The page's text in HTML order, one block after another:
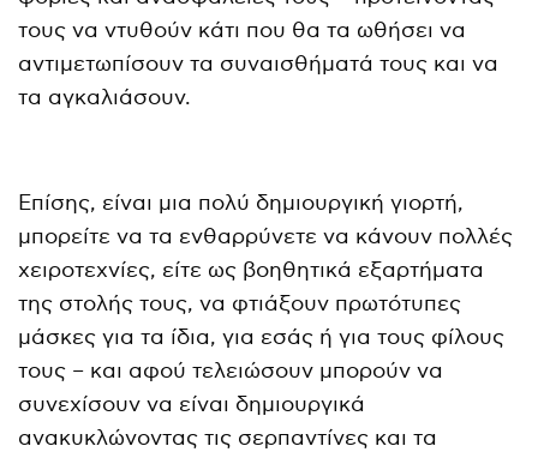
τους να ντυθούν κάτι που θα τα ωθήσει να
αντιμετωπίσουν τα συναισθήματά τους και να
τα αγκαλιάσουν.
Επίσης, είναι μια πολύ δημιουργική γιορτή,
μπορείτε να τα ενθαρρύνετε να κάνουν πολλές
χειροτεχνίες, είτε ως βοηθητικά εξαρτήματα
της στολής τους, να φτιάξουν πρωτότυπες
μάσκες για τα ίδια, για εσάς ή για τους φίλους
τους – και αφού τελειώσουν μπορούν να
συνεχίσουν να είναι δημιουργικά
ανακυκλώνοντας τις σερπαντίνες και τα